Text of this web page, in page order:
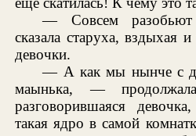
— Совсем
сказала старуха, вздыхая
девочки.
— А как мы нынче с
маынька, —
разговорившаяся
такая ядро в самой